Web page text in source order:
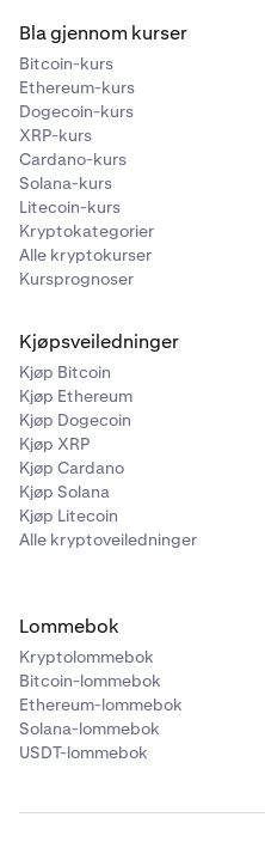
Bla gjennom kurser
Bitcoin-kurs
Ethereum-kurs
Dogecoin-kurs
XRP-kurs
Cardano-kurs
Solana-kurs
Litecoin-kurs
Kryptokategorier
Alle kryptokurser
Kursprognoser
Kjøpsveiledninger
Kjøp Bitcoin
Kjøp Ethereum
Kjøp Dogecoin
Kjøp XRP
Kjøp Cardano
Kjøp Solana
Kjøp Litecoin
Alle kryptoveiledninger
Lommebok
Kryptolommebok
Bitcoin-lommebok
Ethereum-lommebok
Solana-lommebok
USDT-lommebok